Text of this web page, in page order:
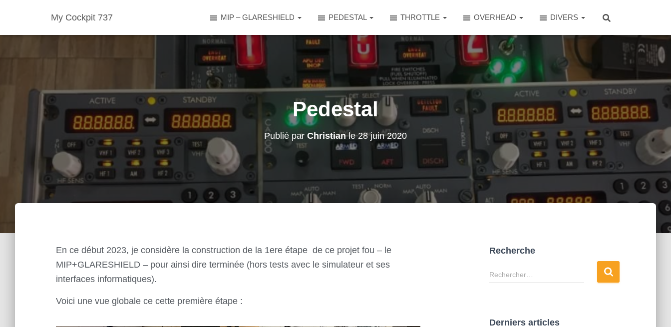
My Cockpit 737 MIP – GLARESHIELD PEDESTAL THROTTLE OVERHEAD DIVERS
Pedestal
Publié par Christianle28 juin 2020
En ce début 2023, je considère la construction de la 1ere étape de ce projet fou – le
MIP+GLARESHIELD – pour ainsi dire terminée (hors tests avec le simulateur et ses
interfaces informatiques).
Voici une vue globale ce cette première étape :
Recherche
Rechercher…
Derniers articles